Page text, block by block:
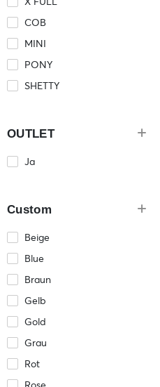
COB
MINI
PONY
SHETTY
OUTLET
Ja
Custom
Beige
Blue
Braun
Gelb
Gold
Grau
Rot